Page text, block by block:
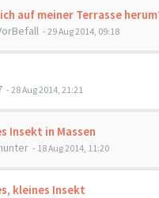
auf meiner Terrasse
- 29 Aug 2014, 09:18
- 28 Aug 2014, 21:21
Insekt in Massen
- 18 Aug 2014, 11:20
kleines Insekt